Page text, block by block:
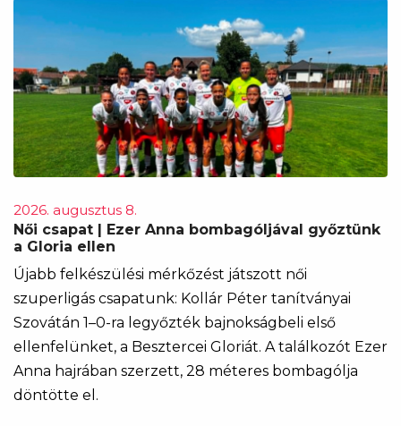
2026. augusztus 8.
Női csapat | Ezer Anna bombagóljával győztünk
a Gloria ellen
Újabb felkészülési mérkőzést játszott női
szuperligás csapatunk: Kollár Péter tanítványai
Szovátán 1–0-ra legyőzték bajnokságbeli első
ellenfelünket, a Besztercei Gloriát. A találkozót Ezer
Anna hajrában szerzett, 28 méteres bombagólja
döntötte el.